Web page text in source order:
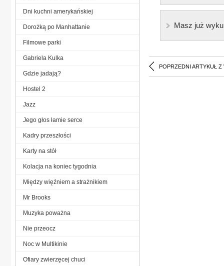
Masz już
POPRZEDNI ARTYKUŁ Z
Dni kuchni amerykańskiej
Dorożką po Manhattanie
Filmowe parki
Gabriela Kulka
Gdzie jadają?
Hostel 2
Jazz
Jego głos łamie serce
Kadry przeszłości
Karty na stół
Kolacja na koniec tygodnia
Między więźniem a strażnikiem
Mr Brooks
Muzyka poważna
Nie przeocz
Noc w Multikinie
Ofiary zwierzęcej chuci